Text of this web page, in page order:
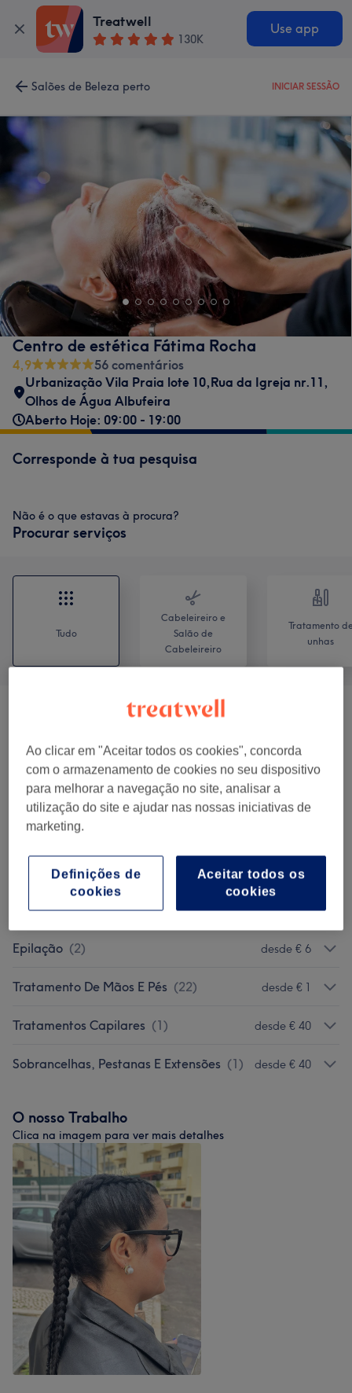
Treatwell
130K
Use app
Salões de Beleza perto INICIAR SESSÃO
Centro de estética Fátima Rocha
4,9
56 comentários
Urbanização Vila Praia lote 10,Rua da Igreja nr.11,
Olhos de Água Albufeira
Aberto Hoje: 09:00 - 19:00
Corresponde à tua pesquisa
Não é o que estavas à procura?
Procurar serviços
Tudo
Cabeleireiro e
Salão de
Cabeleireiro
Tratamento
unhas
Cabeleireiro ( ) desde € 20
Massagens (6) desde € 30
Tratamento Corporal
Tratamento De Rosto desde € 30
Threading (10) desde € 10
Epilação (2) desde € 6
Tratamento De Mãos E Pés (22) desde € 1
Tratamentos Capilares (1) desde € 40
Sobrancelhas, Pestanas E Extensões (1) desde € 40
O nosso Trabalho
Clica na imagem para ver mais detalhes
Ao clicar em "Aceitar todos os cookies", concorda
com o armazenamento de cookies no seu dispositivo
para melhorar a navegação no site, analisar a
utilização do site e ajudar nas nossas iniciativas de
marketing.
Aceitar todos os
cookies
Definições de
cookies